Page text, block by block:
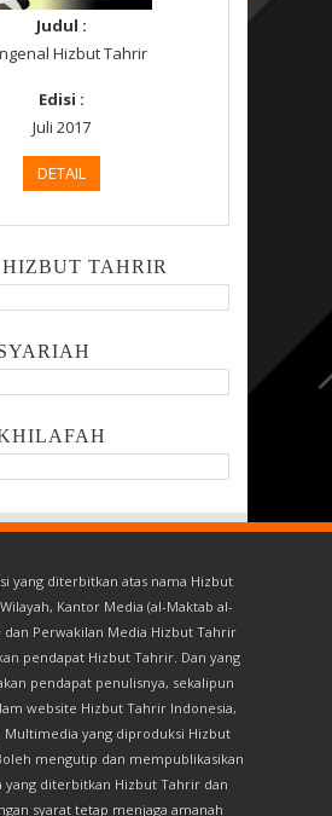
Judul :
Hizbut Tahrir
Edisi :
Juli 2017
DETAIL
TAHRIR
yang diterbitkan atas nama Hizbut
Kantor Media (al-Maktab al-
dan Perwakilan Media Hizbut Tahrir
pendapat Hizbut Tahrir. Dan yang
pendapat penulisnya, sekalipun
website Hizbut Tahrir Indonesia,
Multimedia yang diproduksi Hizbut
mengutip dan mempublikasikan
yang diterbitkan Hizbut Tahrir dan
syarat tetap menjaga amanah